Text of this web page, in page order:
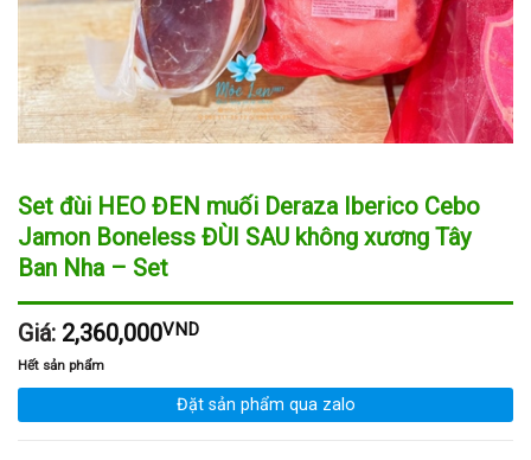
Set đùi HEO ĐEN muối Deraza Iberico Cebo
Jamon Boneless ĐÙI SAU không xương Tây
Ban Nha – Set
Giá: 2,360,000VND
Hết sản phẩm
Đặt sản phẩm qua zalo